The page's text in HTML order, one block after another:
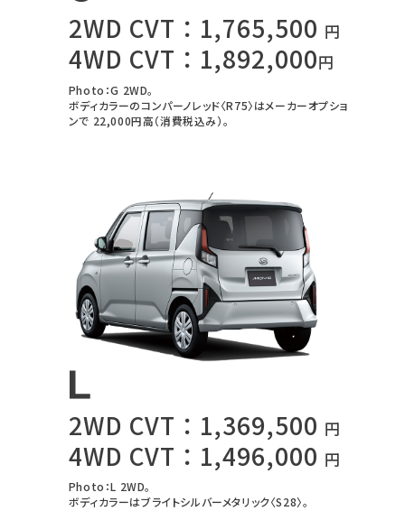
2WD CVT：1,765,500 円
4WD CVT：1,892,000円
Photo：G 2WD。
ボディカラーのコンパーノレッド〈R75〉はメーカーオプショ
ンで 22,000円高（消費税込み）。
2WD CVT：1,369,500 円
4WD CVT：1,496,000 円
Photo：L 2WD。
ボディカラーはブライトシルバーメタリック〈S28〉。